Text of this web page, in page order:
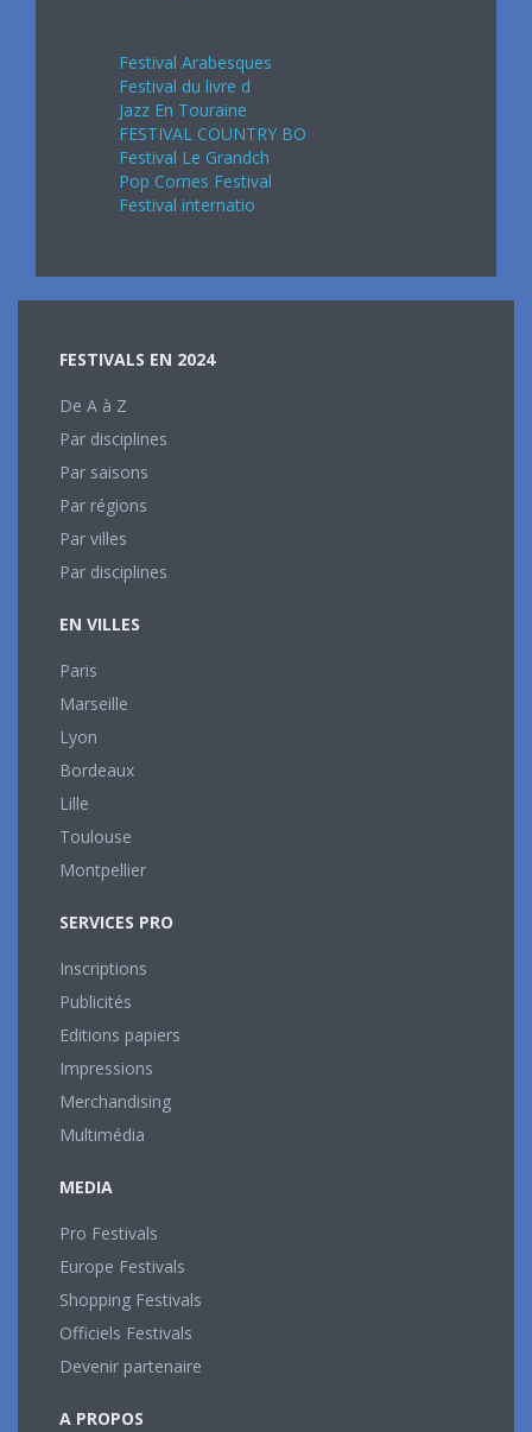
Festival Arabesques
Festival du livre d
Jazz En Touraine
FESTIVAL COUNTRY BO
Festival Le Grandch
Pop Cornes Festival
Festival internatio
FESTIVALS EN 2024
De A à Z
Par disciplines
Par saisons
Par régions
Par villes
Par disciplines
EN VILLES
Paris
Marseille
Lyon
Bordeaux
Lille
Toulouse
Montpellier
SERVICES PRO
Inscriptions
Publicités
Editions papiers
Impressions
Merchandising
Multimédia
MEDIA
Pro Festivals
Europe Festivals
Shopping Festivals
Officiels Festivals
Devenir partenaire
A PROPOS